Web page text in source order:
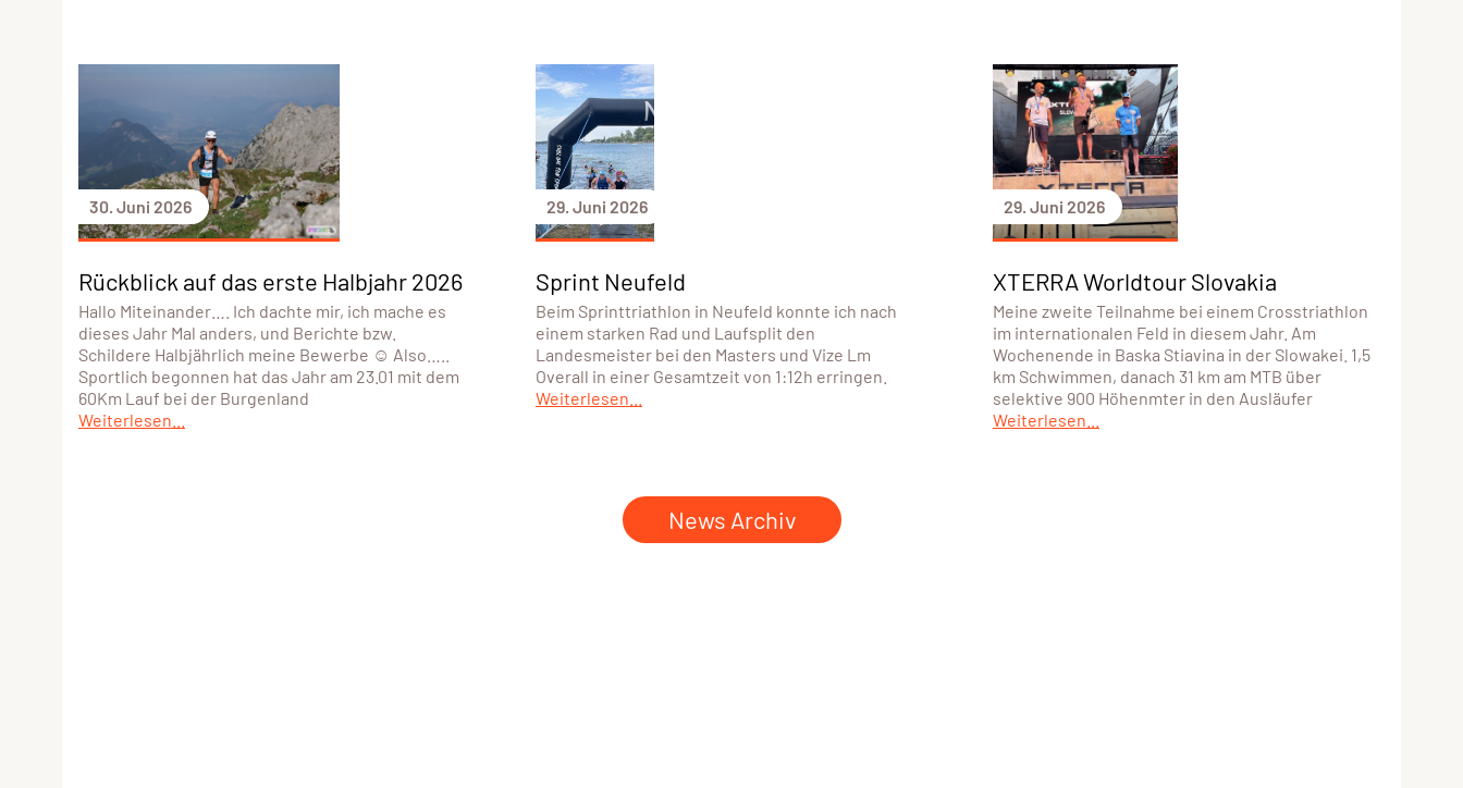
30. Juni 2026
Rückblick auf das erste Halbjahr 2026
Hallo Miteinander…. Ich dachte mir, ich mache es
dieses Jahr Mal anders, und Berichte bzw.
Schildere Halbjährlich meine Bewerbe ☺️ Also…..
Sportlich begonnen hat das Jahr am 23.01 mit dem
60Km Lauf bei der Burgenland
Weiterlesen...
29. Juni 2026
Sprint Neufeld
Beim Sprinttriathlon in Neufeld konnte ich nach
einem starken Rad und Laufsplit den
Landesmeister bei den Masters und Vize Lm
Overall in einer Gesamtzeit von 1:12h erringen.
Weiterlesen...
29. Juni 2026
XTERRA Worldtour Slovakia
Meine zweite Teilnahme bei einem Crosstriathlon
im internationalen Feld in diesem Jahr. Am
Wochenende in Baska Stiavina in der Slowakei. 1,5
km Schwimmen, danach 31 km am MTB über
selektive 900 Höhenmter in den Ausläufer
Weiterlesen...
News Archiv